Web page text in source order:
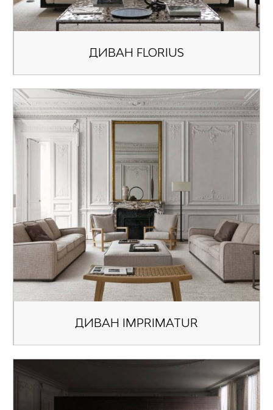
ДИВАН FLORIUS
ДИВАН IMPRIMATUR